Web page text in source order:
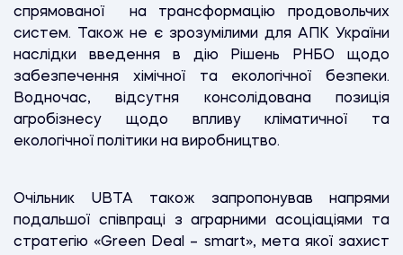
спрямованої на трансформацію продовольчих
систем. Також не є зрозумілими для АПК України
наслідки введення в дію Рішень РНБО щодо
забезпечення хімічної та екологічної безпеки.
Водночас, відсутня консолідована позиція
агробізнесу щодо впливу кліматичної та
екологічної політики на виробництво.
Очільник UBTA також запропонував напрями
подальшої співпраці з аграрними асоціаціями та
стратегію «Green Deal – smart», мета якої захист